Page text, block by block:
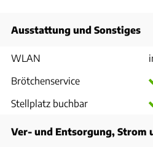
Ausstattung und Sonstiges
WLAN
Brötchenservice
Stellplatz buchbar
Ver- und Entsorgung, Strom